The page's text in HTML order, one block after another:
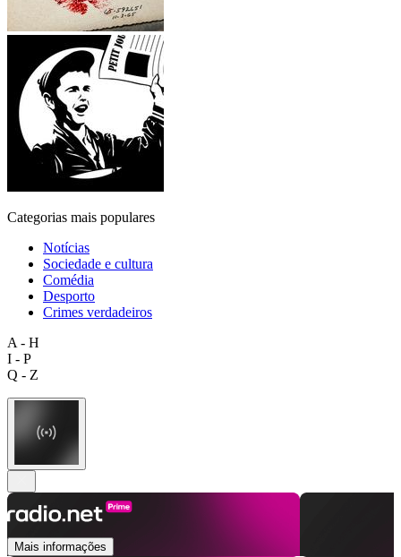
Categorias mais populares
Notícias
Sociedade e cultura
Comédia
Desporto
Crimes verdadeiros
A - H
I - P
Q - Z
Mais informações